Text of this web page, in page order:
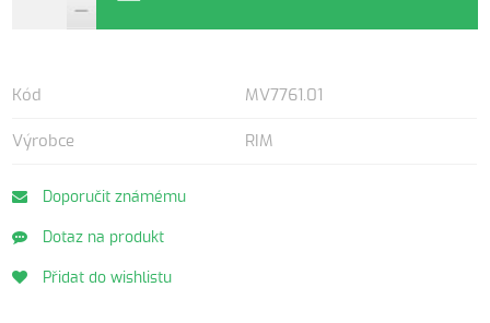
Kód MV7761.01
Výrobce RIM
Doporučit známému
Dotaz na produkt
Přidat do wishlistu